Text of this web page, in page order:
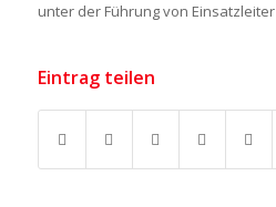
unter der Führung von
Eintrag teilen